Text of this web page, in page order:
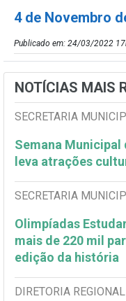
4 de Novembro
Publicado em: 24/03/2022
NOTÍCIAS MAIS
SECRETARIA
Semana
leva atrações
SECRETARIA
Olimpíadas
mais de 220 mil
edição da história
DIRETORIA